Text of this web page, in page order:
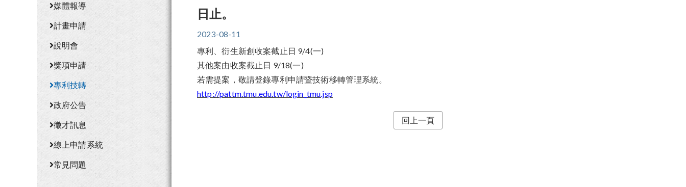
媒體報導
計畫申請
說明會
獎項申請
專利技轉
政府公告
徵才訊息
線上申請系統
常見問題
日止。
2023-08-11
專利、衍生新創收案截止日 9/4(一)
其他案由收案截止日 9/18(一)
若需提案，敬請登錄專利申請暨技術移轉管理系統。
http://pattm.tmu.edu.tw/login_tmu.jsp
回上一頁